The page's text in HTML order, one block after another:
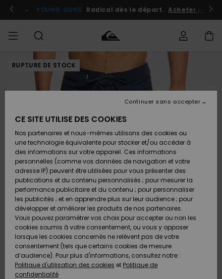
l'information
le
Se connecter / s'inscrire
YOUNG GUNS Radical dès le départ. Acheter
HOMME Vêtements
Chaussures
& Tongs
Surf
Snow
Nouveautés
Vêtements
Chaussures
& Tongs
Surf
Snow
Nouveautés
FEMME
Shop
A
Découvrir
Snow
SURF
Surf
Shop
Homme
Surf
Shop
Enfant
Highlights
Communauté
SNOW
Snow
Shop
Homme
Snow
Shop
Enfant
Snow
Shop
Femme
A
Découvrir
Communauté
OUTLET
Outlet
Homme
Enfant
Outlet
Femme
AIDE &
CONTACT
Accéder à
ma
commande
Retours
Paiement
Carte
Cadeau
Quiksilver
Freedom
Protection
des
MAGASINS
RUPTURE DE STOCK
CE SITE UTILISE DES COOKIES
Nos partenaires et nous-mêmes utilisons des cookies ou
une technologie équivalente pour stocker et/ou accéder à
des informations sur votre appareil. Ces informations
personnelles (comme vos données de navigation et votre
adresse IP) peuvent être utilisées pour vous présenter des
publications et du contenu personnalisés ; pour mesurer la
performance publicitaire et du contenu ; pour personnaliser
les publicités ; et en apprendre plus sur leur audience ; pour
développer et améliorer les produits de nos partenaires.
Vous pouvez paramétrer vos choix pour accepter ou non les
cookies soumis à votre consentement, ou vous y opposer
lorsque les cookies concernés ne relèvent pas de votre
consentement (tels que certains cookies de mesure
d’audience). Pour plus d'informations, consultez notre :
Politique d'utilisation des cookies et Politique de
confidentialité
Continuer sans accepter